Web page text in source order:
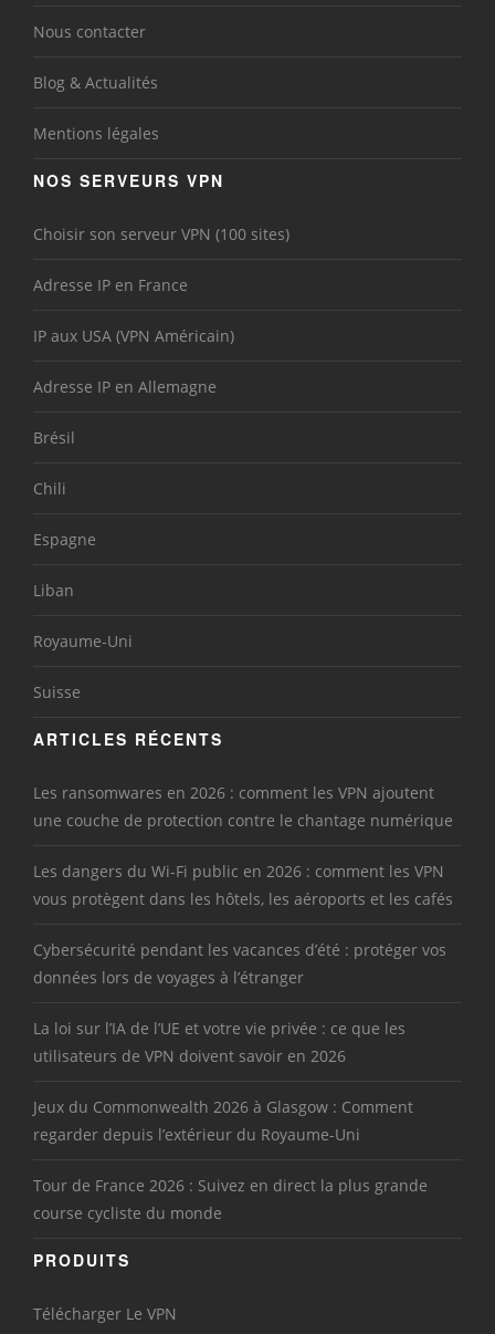
Nous contacter
Blog & Actualités
Mentions légales
NOS SERVEURS VPN
Choisir son serveur VPN (100 sites)
Adresse IP en France
IP aux USA (VPN Américain)
Adresse IP en Allemagne
Brésil
Chili
Espagne
Liban
Royaume-Uni
Suisse
ARTICLES RÉCENTS
Les ransomwares en 2026 : comment les VPN ajoutent
une couche de protection contre le chantage numérique
Les dangers du Wi-Fi public en 2026 : comment les VPN
vous protègent dans les hôtels, les aéroports et les cafés
Cybersécurité pendant les vacances d’été : protéger vos
données lors de voyages à l’étranger
La loi sur l’IA de l’UE et votre vie privée : ce que les
utilisateurs de VPN doivent savoir en 2026
Jeux du Commonwealth 2026 à Glasgow : Comment
regarder depuis l’extérieur du Royaume-Uni
Tour de France 2026 : Suivez en direct la plus grande
course cycliste du monde
PRODUITS
Télécharger Le VPN